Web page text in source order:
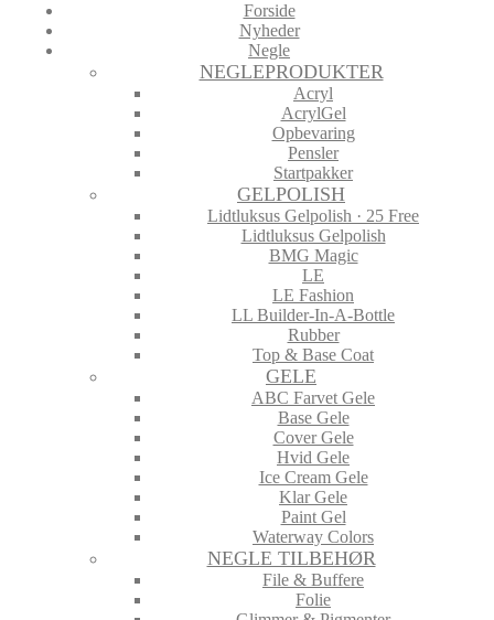
Forside
Nyheder
Negle
NEGLEPRODUKTER
Acryl
AcrylGel
Opbevaring
Pensler
Startpakker
GELPOLISH
Lidtluksus Gelpolish · 25 Free
Lidtluksus Gelpolish
BMG Magic
LE
LE Fashion
LL Builder-In-A-Bottle
Rubber
Top & Base Coat
GELE
ABC Farvet Gele
Base Gele
Cover Gele
Hvid Gele
Ice Cream Gele
Klar Gele
Paint Gel
Waterway Colors
NEGLE TILBEHØR
File & Buffere
Folie